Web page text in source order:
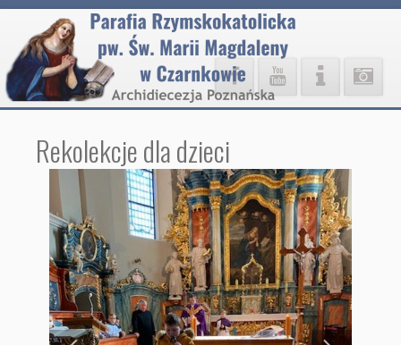
Rekolekcje dla dzieci